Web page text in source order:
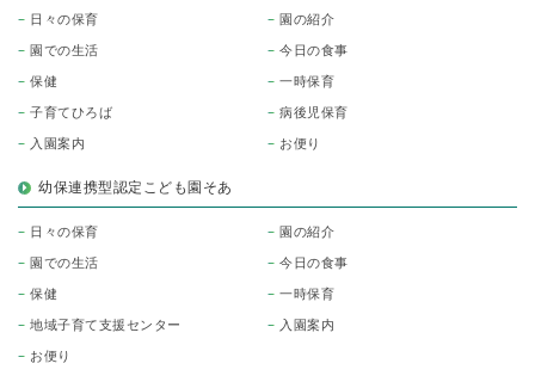
日々の保育 園の紹介
園での生活 今日の食事
保健 一時保育
子育てひろば 病後児保育
入園案内 お便り
幼保連携型認定こども園そあ
日々の保育 園の紹介
園での生活 今日の食事
保健 一時保育
地域子育て支援センター 入園案内
お便り